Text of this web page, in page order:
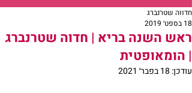
ראש השנה בריא | חדוה שטרנברג
| הומאופטית
חדווה שטרנברג
18 בספט׳ 2019
עודכן: 18 בפבר׳ 2021